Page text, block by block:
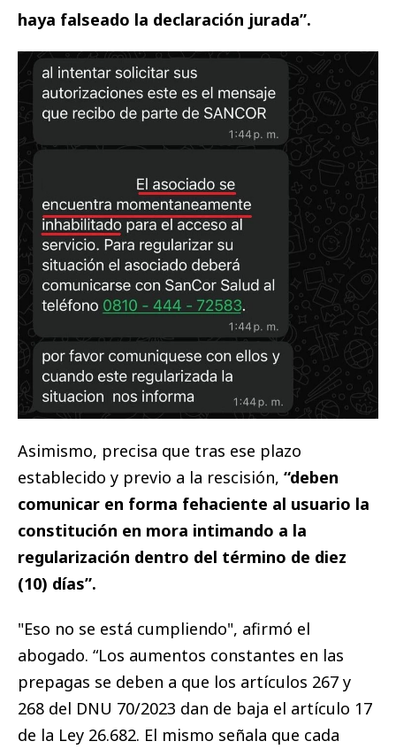
haya falseado la declaración jurada”.
Asimismo, precisa que tras ese plazo
establecido y previo a la rescisión, “deben
comunicar en forma fehaciente al usuario la
constitución en mora intimando a la
regularización dentro del término de diez
(10) días”.
"Eso no se está cumpliendo", afirmó el
abogado. “Los aumentos constantes en las
prepagas se deben a que los artículos 267 y
268 del DNU 70/2023 dan de baja el artículo 17
de la Ley 26.682. El mismo señala que cada